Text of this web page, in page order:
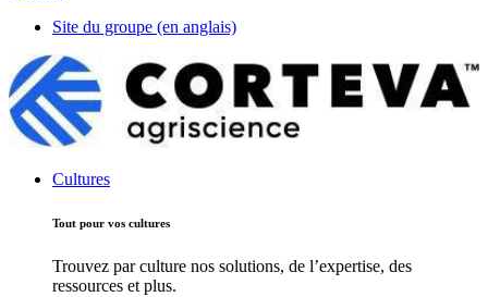
Site du groupe (en anglais)
Cultures
Tout pour vos cultures
Trouvez par culture nos solutions, de l’expertise, des
ressources et plus.